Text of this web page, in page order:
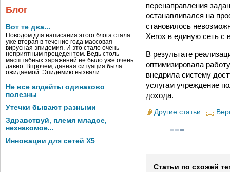
Блог
Вот те два...
Поводом для написания этого блога стала
уже вторая в течение года массовая
вирусная эпидемия. И это стало очень
неприятным прецедентом. Ведь столь
масштабных заражений не было уже очень
давно. Впрочем, данная ситуация была
ожидаемой. Эпидемию вызвали …
Не все апдейты одинаково
полезны
Утечки бывают разными
Здравствуй, племя младое,
незнакомое...
Инновации для сетей X5
перенаправления
останавливался на
становилось
Xerox в единую сеть с
В результате
оптимизировала
внедрила систему
услугам учреждение
дохода.
Другие статьи
Статьи по схожей